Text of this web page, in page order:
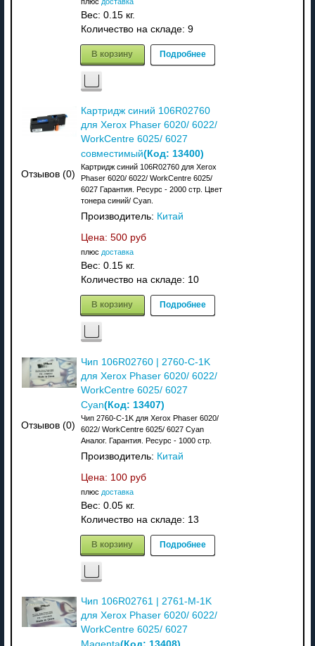
Вес: 0.15 кг.
Количество на складе: 9
В корзину Подробнее
Отзывов (0)
Картридж синий 106R02760
для Xerox Phaser 6020/ 6022/
WorkCentre 6025/ 6027
совместимый(Код: 13400)
Картридж синий 106R02760 для Xerox
Phaser 6020/ 6022/ WorkCentre 6025/
6027 Гарантия. Ресурс - 2000 стр. Цвет
тонера синий/ Cyan.
Производитель: Китай
Цена: 500 руб
плюс доставка
Вес: 0.15 кг.
Количество на складе: 10
В корзину Подробнее
Отзывов (0)
Чип 106R02760 | 2760-C-1K
для Xerox Phaser 6020/ 6022/
WorkCentre 6025/ 6027
Cyan(Код: 13407)
Чип 2760-C-1K для Xerox Phaser 6020/
6022/ WorkCentre 6025/ 6027 Cyan
Аналог. Гарантия. Ресурс - 1000 стр.
Производитель: Китай
Цена: 100 руб
плюс доставка
Вес: 0.05 кг.
Количество на складе: 13
В корзину Подробнее
Чип 106R02761 | 2761-M-1K
для Xerox Phaser 6020/ 6022/
WorkCentre 6025/ 6027
(Код: 13408)